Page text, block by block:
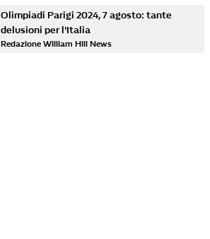
Olimpiadi Parigi 2024, 7 agosto: tante
delusioni per l'Italia
Redazione William Hill News